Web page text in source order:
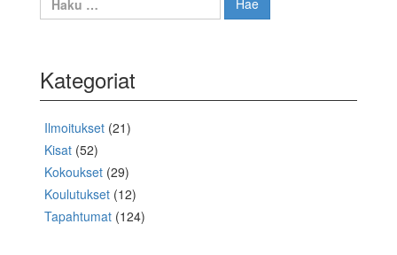
Kategoriat
Ilmoitukset (21)
Kisat (52)
Kokoukset (29)
Koulutukset (12)
Tapahtumat (124)